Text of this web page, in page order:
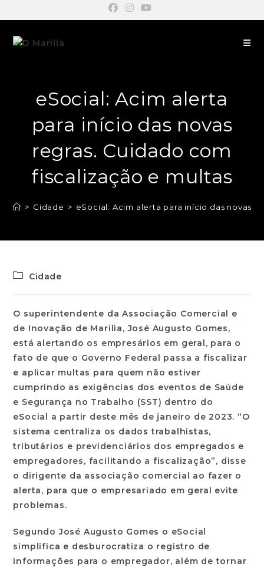
eSocial: Acim alerta
para início das novas
regras. Cuidado com
fiscalização e multas
> Cidade > eSocial: Acim alerta para início das novas
Cidade
O superintendente da Associação Comercial e
de Inovação de Marília, José Augusto Gomes,
está alertando os empresários em geral, para o
fato de que o Governo Federal passa a fiscalizar
e aplicar multas para quem não estiver
cumprindo as exigências dos eventos de Saúde
e Segurança no Trabalho (SST) dentro do
eSocial a partir deste mês de janeiro de 2023. “O
sistema centraliza os dados trabalhistas,
tributários e previdenciários dos empregados e
empregadores, facilitando a fiscalização”, disse
o dirigente da associação comercial ao fazer o
alerta, para que o empresariado em geral evite
problemas.
Segundo José Augusto Gomes o eSocial
simplifica e desburocratiza o registro de
informações para o empregador, além de tornar